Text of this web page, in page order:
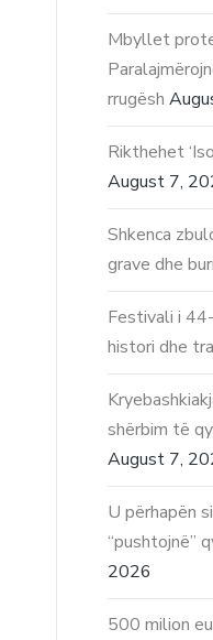
Mbyllet
rrugësh
Rikthehet
August 7,
Shkenca
grave dhe
Festivali i
histori dhe
shërbim të
August 7,
U përhapën
“pushtojnë”
2026
500 milion